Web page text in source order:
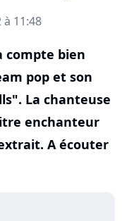
11:48
compte bien
pop et son
La chanteuse
enchanteur
A écouter